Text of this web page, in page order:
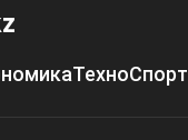
ТехноСпорт